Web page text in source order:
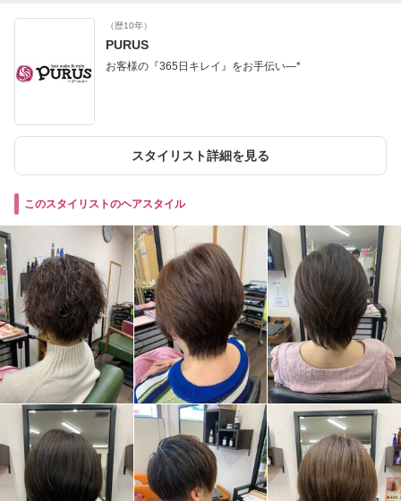
（歴10年）
PURUS
お客様の『365日キレイ』をお手伝い―*
スタイリスト詳細を見る
このスタイリストのヘアスタイル